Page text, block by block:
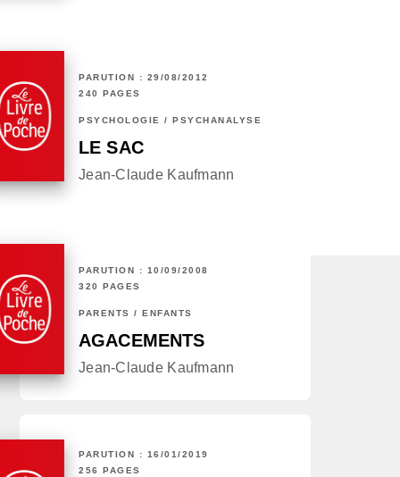
PARUTION : 29/08/2012
240 PAGES
PSYCHOLOGIE / PSYCHANALYSE
LE SAC
Jean-Claude Kaufmann
PARUTION : 10/09/2008
320 PAGES
PARENTS / ENFANTS
AGACEMENTS
Jean-Claude Kaufmann
PARUTION : 16/01/2019
256 PAGES